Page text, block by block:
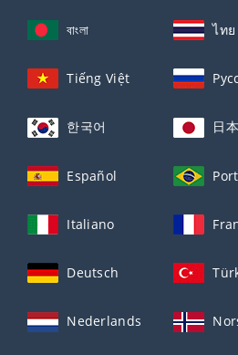
বাংলা ไทย
Tiếng Việt
한국어 日
Español
Italiano
Deutsch
Nederlands